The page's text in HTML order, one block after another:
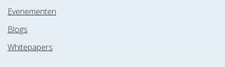
Evenementen
Blogs
Whitepapers